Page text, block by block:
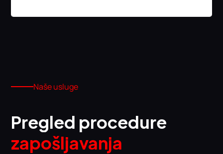
Naše usluge
Pregled procedure
zapošljavanja